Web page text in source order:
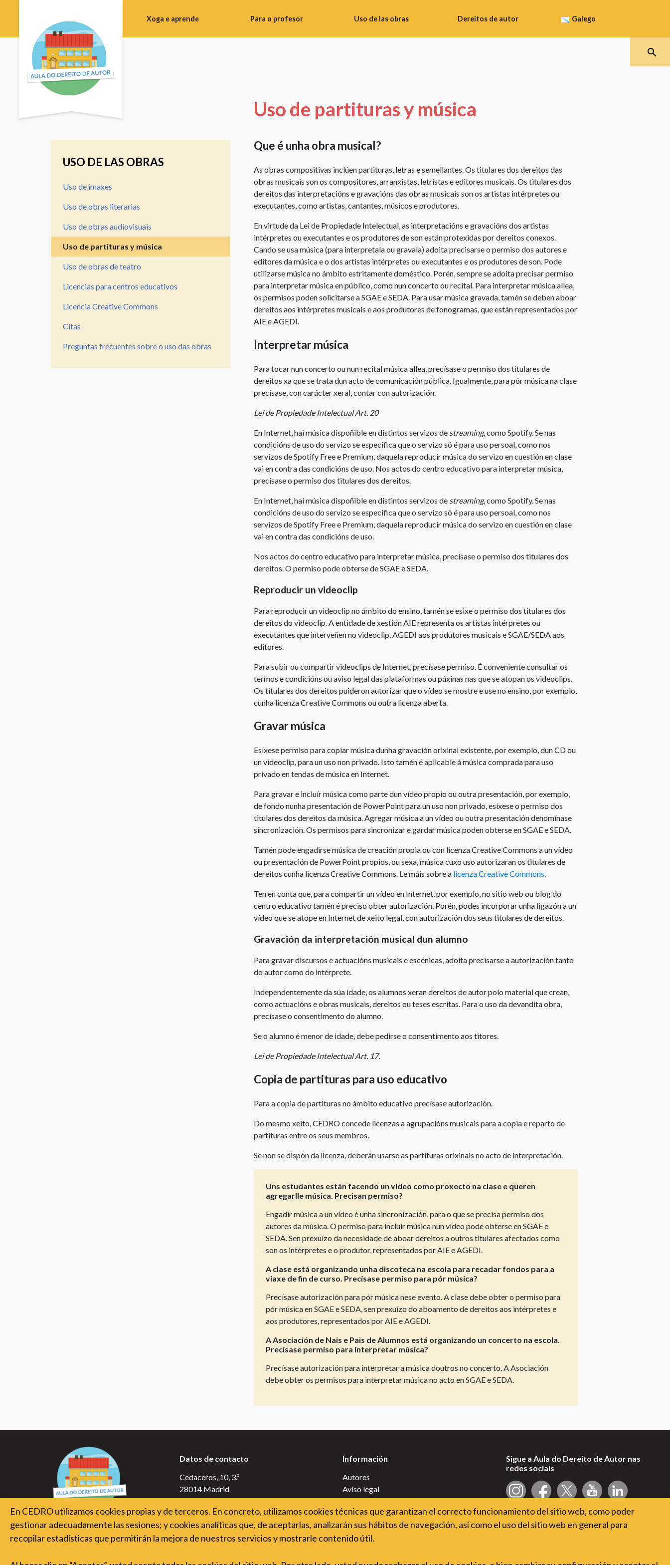
Xoga e aprende
de
para
personal
Vocabulario
autor
Para o profesor
materiais
para
do
taller
Materiais
de
Instrucións
de
uso
do
sitio
web
Concursos
Uso de las obras
fotos
obras
Uso
de
obras
audiovisuais
Uso
de
partituras
y
música
Uso
para
centros
educativos
Licencia
CEDRO
para
centros
de
ensino
Licencia
Creative
Commons
Dereitos de autor
dos
dereitos
de
Término
de
copyright
Que
dereitos
ten
o
autor?
Cesión
de
Dereitos
de
autor
do
Dereitos
de
autor
Entidades
Xestoras
de
Propiedade
Intelectual
Galego
USO DE LAS OBRAS
Uso de imaxes
Uso de obras literarias
Uso de obras audiovisuais
Uso de partituras y música
Uso de obras de teatro
Licencias para centros educativos
Licencia Creative Commons
Citas
Preguntas frecuentes sobre o uso das obras
Uso de partituras y música
Que é unha obra musical?
As obras compositivas inclúen partituras, letras e semellantes. Os titulares dos dereitos das
obras musicais son os compositores, arranxistas, letristas e editores musicais. Os titulares dos
dereitos das interpretacións e gravacións das obras musicais son os artistas intérpretes ou
executantes, como artistas, cantantes, músicos e produtores.
En virtude da Lei de Propiedade Intelectual, as interpretacións e gravacións dos artistas
intérpretes ou executantes e os produtores de son están protexidas por dereitos conexos.
Cando se usa música (para interpretala ou gravala) adoita precisarse o permiso dos autores e
editores da música e o dos artistas intérpretes ou executantes e os produtores de son. Pode
utilizarse música no ámbito estritamente doméstico. Porén, sempre se adoita precisar permiso
para interpretar música en público, como nun concerto ou recital. Para interpretar música allea,
os permisos poden solicitarse a SGAE e SEDA. Para usar música gravada, tamén se deben aboar
dereitos aos intérpretes musicais e aos produtores de fonogramas, que están representados por
AIE e AGEDI.
Interpretar música
Para tocar nun concerto ou nun recital música allea, precísase o permiso dos titulares de
dereitos xa que se trata dun acto de comunicación pública. Igualmente, para pór música na clase
precísase, con carácter xeral, contar con autorización.
Lei de Propiedade Intelectual Art. 20
En Internet, hai música dispoñible en distintos servizos de streaming, como Spotify. Se nas
condicións de uso do servizo se especifica que o servizo só é para uso persoal, como nos
servizos de Spotify Free e Premium, daquela reproducir música do servizo en cuestión en clase
vai en contra das condicións de uso. Nos actos do centro educativo para interpretar música,
precísase o permiso dos titulares dos dereitos.
En Internet, hai música dispoñible en distintos servizos de streaming, como Spotify. Se nas
condicións de uso do servizo se especifica que o servizo só é para uso persoal, como nos
servizos de Spotify Free e Premium, daquela reproducir música do servizo en cuestión en clase
vai en contra das condicións de uso.
Nos actos do centro educativo para interpretar música, precísase o permiso dos titulares dos
dereitos. O permiso pode obterse de SGAE e SEDA.
Reproducir un videoclip
Para reproducir un videoclip no ámbito do ensino, tamén se esixe o permiso dos titulares dos
dereitos do videoclip. A entidade de xestión AIE representa os artistas intérpretes ou
executantes que interveñen no videoclip, AGEDI aos produtores musicais e SGAE/SEDA aos
editores.
Para subir ou compartir videoclips de Internet, precísase permiso. É conveniente consultar os
termos e condicións ou aviso legal das plataformas ou páxinas nas que se atopan os videoclips.
Os titulares dos dereitos puideron autorizar que o vídeo se mostre e use no ensino, por exemplo,
cunha licenza Creative Commons ou outra licenza aberta.
Gravar música
Esíxese permiso para copiar música dunha gravación orixinal existente, por exemplo, dun CD ou
un videoclip, para un uso non privado. Isto tamén é aplicable á música comprada para uso
privado en tendas de música en Internet.
Para gravar e incluír música como parte dun vídeo propio ou outra presentación, por exemplo,
de fondo nunha presentación de PowerPoint para un uso non privado, esíxese o permiso dos
titulares dos dereitos da música. Agregar música a un vídeo ou outra presentación denomínase
sincronización. Os permisos para sincronizar e gardar música poden obterse en SGAE e SEDA.
Tamén pode engadirse música de creación propia ou con licenza Creative Commons a un vídeo
ou presentación de PowerPoint propios, ou sexa, música cuxo uso autorizaran os titulares de
dereitos cunha licenza Creative Commons. Le máis sobre a licenza Creative Commons
Ten en conta que, para compartir un vídeo en Internet, por exemplo, no sitio web ou blog do
centro educativo tamén é preciso obter autorización. Porén, podes incorporar unha ligazón a un
vídeo que se atope en Internet de xeito legal, con autorización dos seus titulares de dereitos.
Gravación da interpretación musical dun alumno
Para gravar discursos e actuacións musicais e escénicas, adoita precisarse a autorización tanto
do autor como do intérprete.
Independentemente da súa idade, os alumnos xeran dereitos de autor polo material que crean,
como actuacións e obras musicais, dereitos ou teses escritas. Para o uso da devandita obra,
precísase o consentimento do alumno.
Se o alumno é menor de idade, debe pedirse o consentimento aos titores.
Lei de Propiedade Intelectual Art. 17.
Copia de partituras para uso educativo
Para a copia de partituras no ámbito educativo precísase autorización.
Do mesmo xeito, CEDRO concede licenzas a agrupacións musicais para a copia e reparto de
partituras entre os seus membros.
Se non se dispón da licenza, deberán usarse as partituras orixinais no acto de interpretación.
Uns estudantes están facendo un vídeo como proxecto na clase e queren
agregarlle música. Precisan permiso?
Engadir música a un vídeo é unha sincronización, para o que se precisa permiso dos
autores da música. O permiso para incluír música nun vídeo pode obterse en SGAE e
SEDA. Sen prexuízo da necesidade de aboar dereitos a outros titulares afectados como
son os intérpretes e o produtor, representados por AIE e AGEDI.
A clase está organizando unha discoteca na escola para recadar fondos para a
viaxe de fin de curso. Precísase permiso para pór música?
Precísase autorización para pór música nese evento. A clase debe obter o permiso para
pór música en SGAE e SEDA, sen prexuízo do aboamento de dereitos aos intérpretes e
aos produtores, representados por AIE e AGEDI.
A Asociación de Nais e Pais de Alumnos está organizando un concerto na escola.
Precísase permiso para interpretar música?
Precísase autorización para interpretar a música doutros no concerto. A Asociación
debe obter os permisos para interpretar música no acto en SGAE e SEDA.
Datos de contacto
Cedaceros, 10, 3.º
28014 Madrid
Información
Autores
Aviso legal
Uso de cookies
Accesibilidade do sitio web
auladerechodeautor.org
Política de privacidade
Sigue a Aula do Dereito de Autor nas
redes sociais
En CEDRO utilizamos cookies propias y de terceros. En concreto, utilizamos cookies técnicas que garantizan el correcto funcionamiento del sitio web, como poder
gestionar adecuadamente las sesiones; y cookies analíticas que, de aceptarlas, analizarán sus hábitos de navegación, así como el uso del sitio web en general para
recopilar estadísticas que permitirán la mejora de nuestros servicios y mostrarle contenido útil.